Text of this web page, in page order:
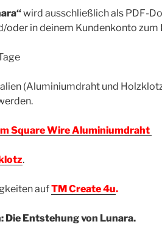
wird ausschließlich als PDF-
oder in deinem Kundenkonto
(Aluminiumdraht und
Square Wire Aluminiumdraht
.
aufTM Create 4u.
Die Entstehung von Lunara.